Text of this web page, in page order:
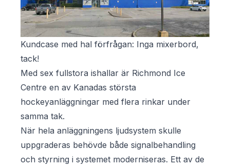
Kundcase med hal förfrågan: Inga mixerbord,
tack!
Med sex fullstora ishallar är Richmond Ice
Centre en av Kanadas största
hockeyanläggningar med flera rinkar under
samma tak.
När hela anläggningens ljudsystem skulle
uppgraderas behövde både signalbehandling
och styrning i systemet moderniseras. Ett av de